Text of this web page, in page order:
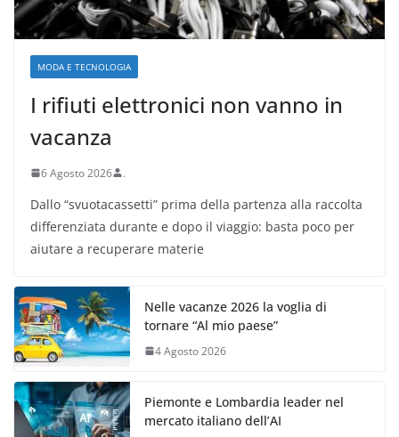
MODA E TECNOLOGIA
I rifiuti elettronici non vanno in
vacanza
6 Agosto 2026 .
Dallo “svuotacassetti” prima della partenza alla raccolta
differenziata durante e dopo il viaggio: basta poco per
aiutare a recuperare materie
Nelle vacanze 2026 la voglia di
tornare “Al mio paese”
4 Agosto 2026
Piemonte e Lombardia leader nel
mercato italiano dell’AI